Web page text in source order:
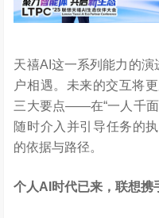
天禧AI这一系列能力的演
户相遇。未来的交互将
三大要点——在“一人千面
随时介入并引导任务的
的依据与路径。
个人AI 时代已来，联想